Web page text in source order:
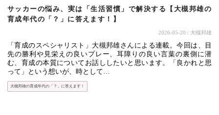
サッカーの悩み、実は「生活習慣」で解決する【大槻邦雄の
育成年代の「？」に答えます！】
2026-05-20 / 大槻邦雄
「育成のスペシャリスト」大槻邦雄さんによる連載。今回は、目
先の勝利や見栄えの良いプレー、耳障りの良い言葉の裏側に潜
む、育成の本質についてお話ししたいと思います。「良かれと思
って」という想いが、時として…
大槻邦雄の育成年代の「？」に答えます！